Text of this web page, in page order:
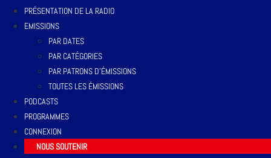
PRÉSENTATION DE LA RADIO
EMISSIONS
PAR DATES
PAR CATÉGORIES
PAR PATRONS D’ÉMISSIONS
TOUTES LES ÉMISSIONS
PODCASTS
PROGRAMMES
CONNEXION
NOUS SOUTENIR